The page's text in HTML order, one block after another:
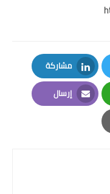
مشاركة
LinkedIn
إرسال
Email